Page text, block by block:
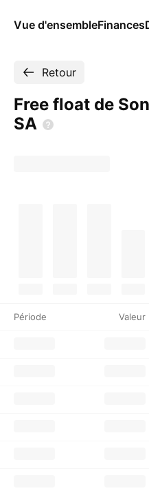
Vue d'ensembleFinances
Retour
Free float de
SA
Période Valeur